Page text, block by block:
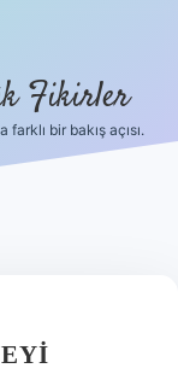
Fikirler
farklı bir bakış açısı.